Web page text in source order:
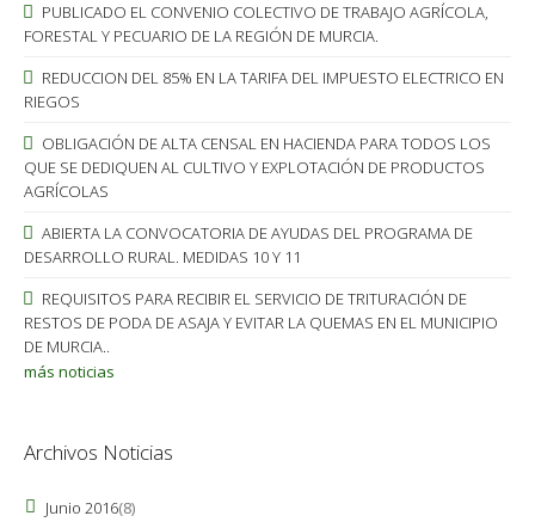
PUBLICADO EL CONVENIO COLECTIVO DE TRABAJO AGRÍCOLA,
FORESTAL Y PECUARIO DE LA REGIÓN DE MURCIA.
REDUCCION DEL 85% EN LA TARIFA DEL IMPUESTO ELECTRICO EN
RIEGOS
OBLIGACIÓN DE ALTA CENSAL EN HACIENDA PARA TODOS LOS
QUE SE DEDIQUEN AL CULTIVO Y EXPLOTACIÓN DE PRODUCTOS
AGRÍCOLAS
ABIERTA LA CONVOCATORIA DE AYUDAS DEL PROGRAMA DE
DESARROLLO RURAL. MEDIDAS 10 Y 11
REQUISITOS PARA RECIBIR EL SERVICIO DE TRITURACIÓN DE
RESTOS DE PODA DE ASAJA Y EVITAR LA QUEMAS EN EL MUNICIPIO
DE MURCIA..
más noticias
Archivos Noticias
Junio 2016(8)